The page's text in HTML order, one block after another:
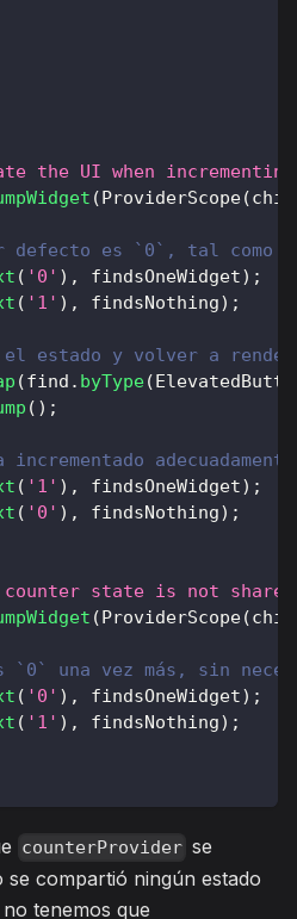
the UI when
(ProviderScope(
es `0`, tal como
( '0' ) , findsOneWidget) ;
( '1' ) , findsNothing) ;
estado y volver a
(find . byType(
( ) ;
adecuadamente
( '1' ) , findsOneWidget) ;
( '0' ) , findsNothing) ;
state is not
(ProviderScope(
una vez más, sin
( '0' ) , findsOneWidget) ;
( '1' ) , findsNothing) ;
counterProvider se
compartió ningún estado
tenemos que